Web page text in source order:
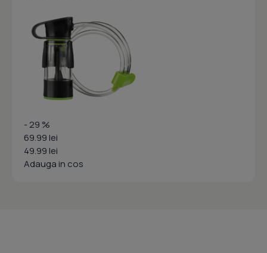
- 29 %
69.99 lei
49.99 lei
Adauga in cos